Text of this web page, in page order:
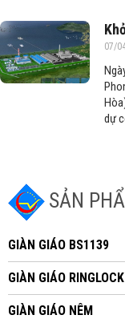
07/
dự
SẢN
GIÀN GIÁO BS1139
GIÀN GIÁO RINGLOCK
GIÀN GIÁO NÊM